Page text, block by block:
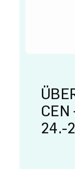
24.-